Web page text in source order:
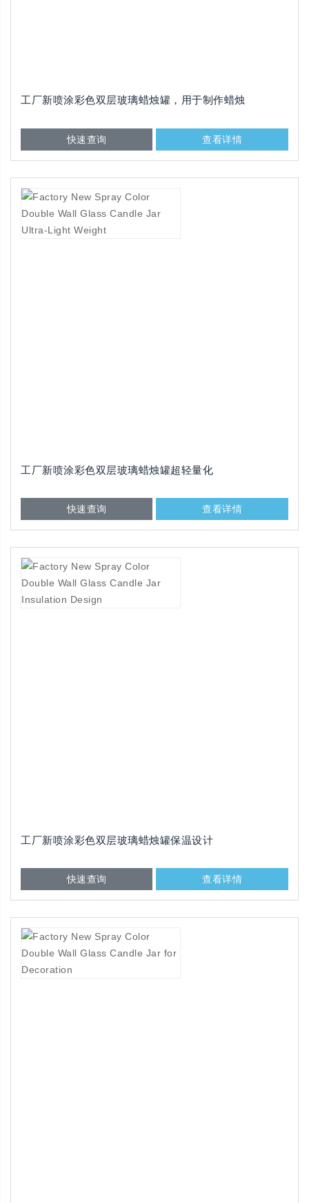
工厂新喷涂彩色双层玻璃蜡烛罐，用于制作蜡烛
快速查询 查看详情
工厂新喷涂彩色双层玻璃蜡烛罐超轻量化
快速查询 查看详情
工厂新喷涂彩色双层玻璃蜡烛罐保温设计
快速查询 查看详情